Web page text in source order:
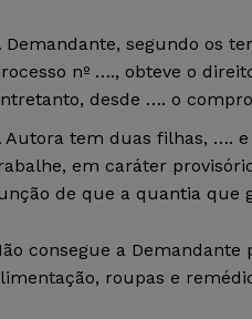
Demandante, segundo os
nº …., obteve o
desde …. o
Autora tem duas filhas, ….
em caráter
de que a quantia que
consegue a
roupas e